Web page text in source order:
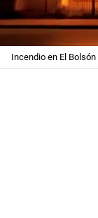
Incendio en El Bolsón